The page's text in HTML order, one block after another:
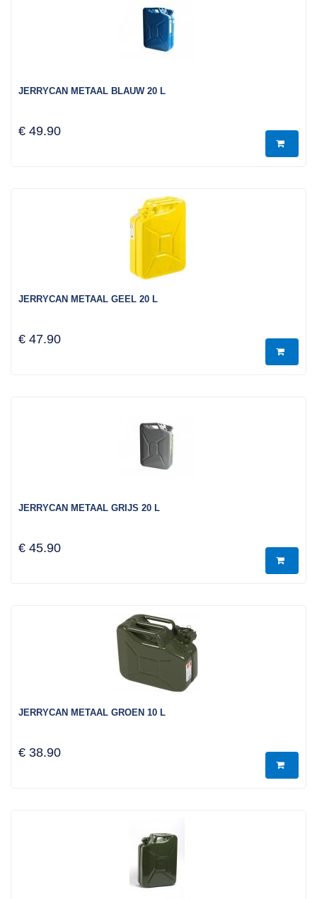
JERRYCAN METAAL BLAUW 20 L
€ 49.90
JERRYCAN METAAL GEEL 20 L
€ 47.90
JERRYCAN METAAL GRIJS 20 L
€ 45.90
JERRYCAN METAAL GROEN 10 L
€ 38.90